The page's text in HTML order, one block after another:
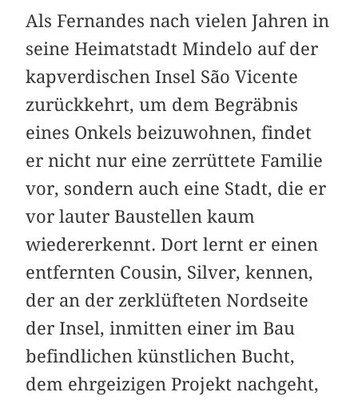
Als Fernandes nach vielen Jahren in
seine Heimatstadt Mindelo auf der
kapverdischen Insel São Vicente
zurückkehrt, um dem Begräbnis
eines Onkels beizuwohnen, findet
er nicht nur eine zerrüttete Familie
vor, sondern auch eine Stadt, die er
vor lauter Baustellen kaum
wiedererkennt. Dort lernt er einen
entfernten Cousin, Silver, kennen,
der an der zerklüfteten Nordseite
der Insel, inmitten einer im Bau
befindlichen künstlichen Bucht,
dem ehrgeizigen Projekt nachgeht,